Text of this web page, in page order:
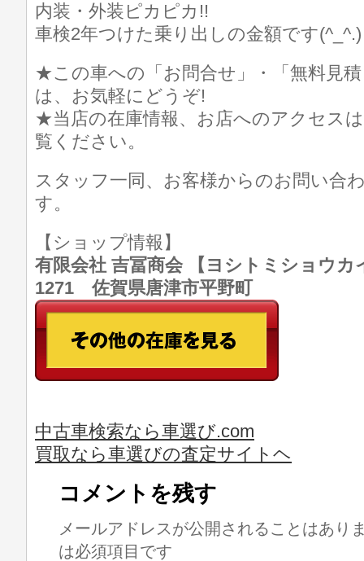
内装・外装ピカピカ!!
車検2年つけた乗り出しの金額です(^_^.)
★この車への「お問合せ」・「無料見
は、お気軽にどうぞ!
★当店の在庫情報、お店へのアクセス
覧ください。
スタッフ一同、お客様からのお問い合
す。
【ショップ情報】
有限会社 吉冨商会 【ヨシトミショウ
1271 佐賀県唐津市平野町
中古車検索なら車選び.com
買取なら車選びの査定サイトヘ
コメントを残す
メールアドレスが公開されることはあり
は必須項目です